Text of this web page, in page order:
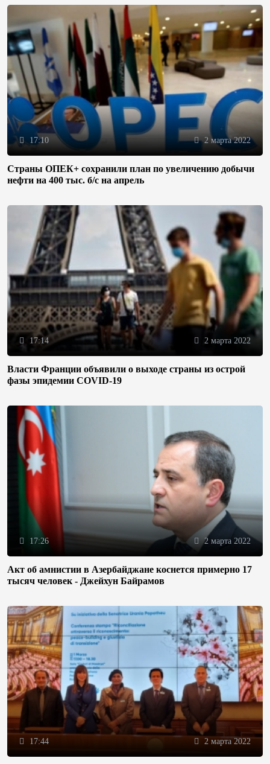
17:10 2 марта 2022
Страны ОПЕК+ сохранили план по увеличению добычи
нефти на 400 тыс. б/с на апрель
17:14 2 марта 2022
Власти Франции объявили о выходе страны из острой
фазы эпидемии COVID-19
17:26 2 марта 2022
Акт об амнистии в Азербайджане коснется примерно 17
тысяч человек - Джейхун Байрамов
17:44 2 марта 2022